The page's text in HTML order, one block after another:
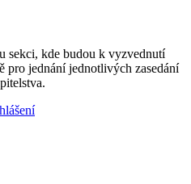
sekci, kde budou k vyzvednutí
pro jednání jednotlivých zasedání